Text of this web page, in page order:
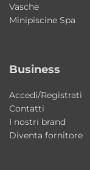
Design:
Installazione:
Dimensioni
Bordo: 7 cm
Vasche
Minipiscine Spa
Business
Accedi/Registrati
Contatti
I nostri brand
Diventa fornitore